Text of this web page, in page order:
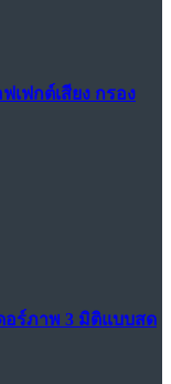
เฟกต์เสียง กรอง
อร์ภาพ 3 มิติแบบสด